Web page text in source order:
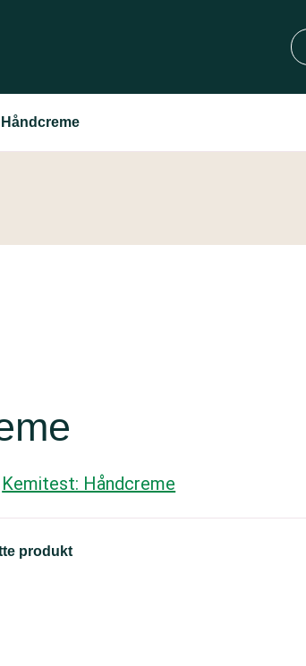
Kemitest: Håndcreme
produkt